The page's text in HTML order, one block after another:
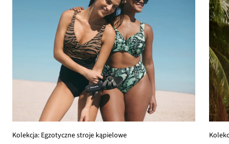
Kolekcja: Egzotyczne stroje kąpielowe